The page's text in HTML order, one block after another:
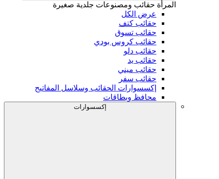
المرأة حقائب ومصنوعات جلدية صغيرة
عرض الكل
حقائب كتف
حقائب تسوق
حقائب كروس بودي
حقائب دلو
حقائب يد
حقائب ميني
حقائب سفر
إكسسوارات الحقائب وسلاسل المفاتيح
محافظ وبطاقات
إكسسوارات